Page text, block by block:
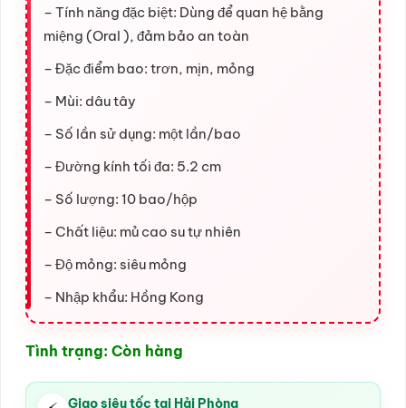
– Tính năng đặc biệt: Dùng để quan hệ bằng
miệng (Oral ), đảm bảo an toàn
– Đặc điểm bao: trơn, mịn, mỏng
– Mùi: dâu tây
– Số lần sử dụng: một lần/bao
– Đường kính tối đa: 5.2 cm
– Số lượng: 10 bao/hộp
– Chất liệu: mủ cao su tự nhiên
– Độ mỏng: siêu mỏng
– Nhập khẩu: Hồng Kong
Tình trạng: Còn hàng
Giao siêu tốc tại Hải Phòng